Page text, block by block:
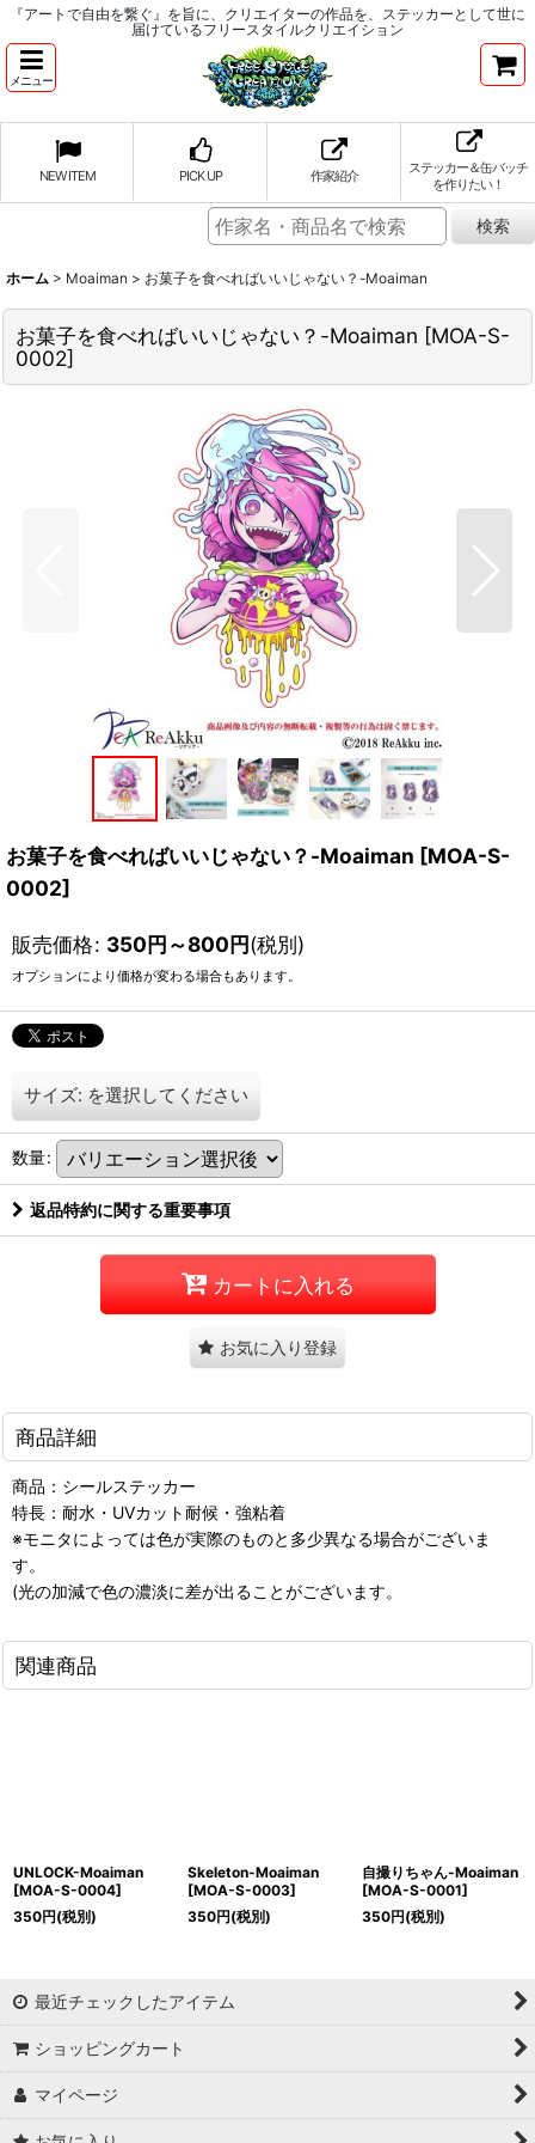
『アートで自由を繋ぐ』を旨に、クリエイターの作品を、ステッカーとして世に
届けているフリースタイルクリエイション
メニュー
NEW ITEM PICK UP 作家紹介
ステッカー＆缶バッチ
を作りたい！
ホーム > Moaiman > お菓子を食べればいいじゃない？-Moaiman
お菓子を食べればいいじゃない？-Moaiman [MOA-S-
0002]
お菓子を食べればいいじゃない？-Moaiman [MOA-S-
0002]
販売価格: 350円～800円(税別)
オプションにより価格が変わる場合もあります。
サイズ: を選択してください
数量:
返品特約に関する重要事項
カートに入れる
お気に入り登録
商品詳細
商品：シールステッカー
特長：耐水・UVカット耐候・強粘着
※モニタによっては色が実際のものと多少異なる場合がございま
す。
(光の加減で色の濃淡に差が出ることがございます。
関連商品
UNLOCK-Moaiman
[MOA-S-0004]
350円(税別)
Skeleton-Moaiman
[MOA-S-0003]
350円(税別)
自撮りちゃん-Moaiman
[MOA-S-0001]
350円(税別)
最近チェックしたアイテム
ショッピングカート
マイページ